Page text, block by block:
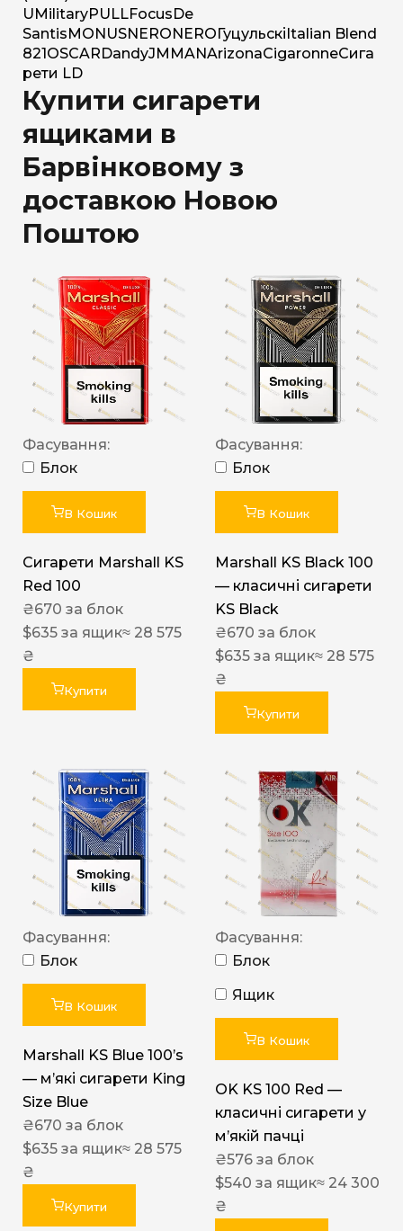
U MilitaryPULLFocus De
Santis MONUSNERO NERO Гуцульскі Italian Blend
821 OSCAR DandyJM MANArizonaCigaronneСига
рети LD
Купити сигарети
ящиками в
Барвінковому з
доставкою Новою
Поштою
Фасування:
Блок
В Кошик
Сигарети Marshall KS
Red 100
₴670 за блок
$635 за ящик≈ 28 575
₴
Купити
Фасування:
Блок
В Кошик
Marshall KS Black 100
— класичні сигарети
KS Black
₴670 за блок
$635 за ящик≈ 28 575
₴
Купити
Фасування:
Блок
В Кошик
Marshall KS Blue 100’s
— м’які сигарети King
Size Blue
₴670 за блок
$635 за ящик≈ 28 575
₴
Купити
Фасування:
Блок
Ящик
В Кошик
OK KS 100 Red —
класичні сигарети у
м’якій пачці
₴576 за блок
$540 за ящик≈ 24 300
₴